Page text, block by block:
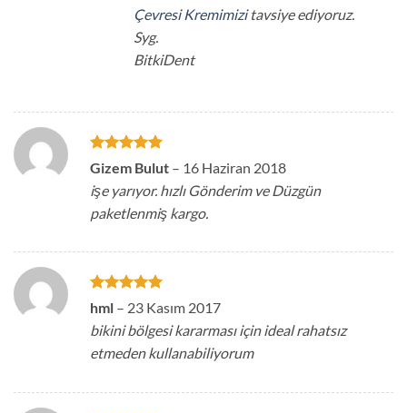
Çevresi Kremimizitavsiye ediyoruz.
Syg.
BitkiDent
5 üzerinden
5oy aldı
Gizem Bulut – 16 Haziran 2018
işe yarıyor. hızlı Gönderim ve Düzgün
paketlenmiş kargo.
5 üzerinden
5oy aldı
hml – 23 Kasım 2017
bikini bölgesi kararması için ideal rahatsız
etmeden kullanabiliyorum